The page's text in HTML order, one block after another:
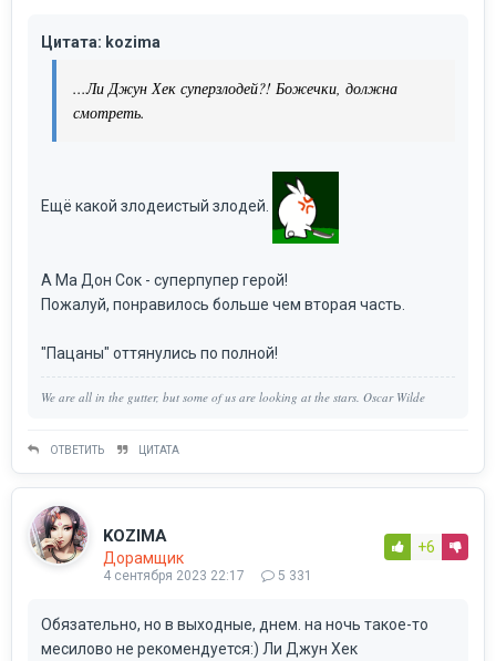
Цитата: kozima
...Ли Джун Хек суперзлодей?! Божечки, должна
смотреть.
Ещё какой злодеистый злодей.
А Ма Дон Сок - суперпупер герой!
Пожалуй, понравилось больше чем вторая часть.
"Пацаны" оттянулись по полной!
We are all in the gutter, but some of us are looking at the stars. Oscar Wilde
ОТВЕТИТЬ ЦИТАТА
KOZIMA
Дорамщик
4 сентября 2023 22:17 5 331
+6
Обязательно, но в выходные, днем. на ночь такое-то
месилово не рекомендуется:) Ли Джун Хек